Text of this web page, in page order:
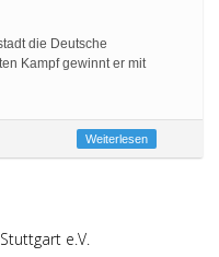
die Deutsche
Kampf gewinnt er mit
Weiterlesen
e.V.